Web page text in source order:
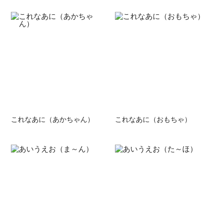
これなあに（あかちゃん） これなあに（おもちゃ）